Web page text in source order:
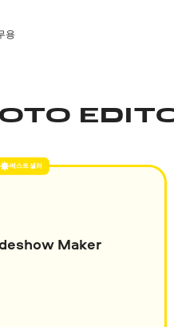
용
베스트셀러
Maker